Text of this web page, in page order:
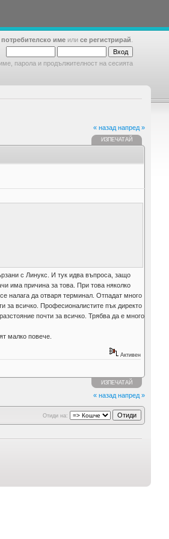
име или се регистрирай
парола и продължителност на сесията
« назад напред »
ИЗПЕЧАТАЙ
с Линукс. И тук идва въпроса, защо
има причина за това. При това няколко
налага да отваря терминал. Отпадат много
за всичко. Професионалистите пък директо
почти за всичко. Трябва да е много
малко повече.
Активен
ИЗПЕЧАТАЙ
« назад напред »
Отиди на: